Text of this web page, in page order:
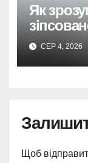
Як
таСЕР 4, 2026
Щоб